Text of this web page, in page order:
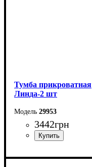
Тумба прикроватная
Линда-2 шт
29953
3442грн
Ширина: 50 см